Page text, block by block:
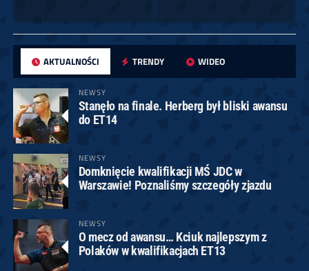
AKTUALNOŚCI TRENDY WIDEO
NEWSY
Stanęło na finale. Herberg był bliski awansu
do ET14
NEWSY
Domknięcie kwalifikacji MŚ JDC w
Warszawie! Poznaliśmy szczegóły zjazdu
NEWSY
O mecz od awansu… Kciuk najlepszym z
Polaków w kwalifikacjach ET13